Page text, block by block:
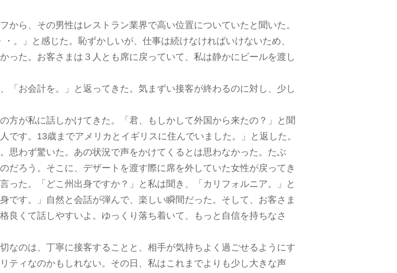
ら、その男性はレストラン業界で高い位置についていたと聞いた。
。」と感じた。恥ずかしいが、仕事は続けなければいけないため、
った。お客さまは３人とも席に戻っていて、私は静かにビールを渡し
お会計を。」と返ってきた。気まずい接客が終わるのに対し、少し
が私に話しかけてきた。「君、もしかして外国から来たの？」と聞
です。13歳までアメリカとイギリスに住んでいました。」と返した。
思わず驚いた。あの状況で声をかけてくるとは思わなかった。たぶ
だろう。そこに、デザートを渡す際に席を外していた女性が戻ってき
った。「どこ州出身ですか？」と私は聞き、「カリフォルニア。」と
です。」自然と会話が弾んで、楽しい瞬間だった。そして、お客さま
良くて話しやすいよ。ゆっくり落ち着いて、もっと自信を持ちなさ
なのは、丁寧に接客することと、相手が気持ちよく過ごせるようにす
ティなのかもしれない。その日、私はこれまでよりも少し大きな声